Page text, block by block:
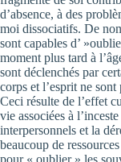
d’absence, à des
moi dissociatifs. De
sont capables d’
moment plus tard à
sont déclenchés par
corps et l’esprit ne
Ceci résulte de l’effet
vie associées à
interpersonnels et la
beaucoup de
pour « oublier » les